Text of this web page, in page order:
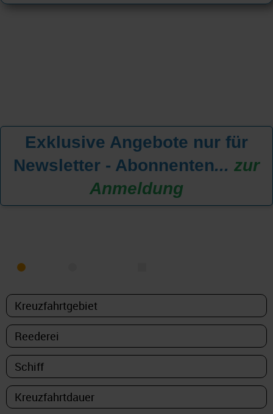
Exklusive Angebote nur für
Newsletter - Abonnenten... zur
Anmeldung